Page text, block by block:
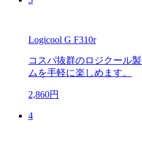
Logicool G F310r
コスパ抜群のロジクール
ムを手軽に楽しめます。
2,860円
4